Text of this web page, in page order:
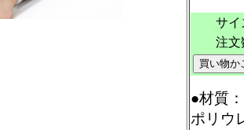
サイ
注文
●材質
ポリウ